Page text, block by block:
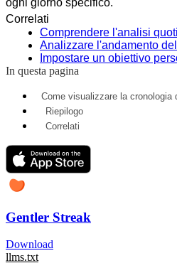
Correlati
Comprendere l'analisi
Analizzare l'andamento
Impostare un obiettivo
In questa pagina
Come visualizzare la cronologia
Riepilogo
Correlati
Gentler Streak
Download
llms.txt